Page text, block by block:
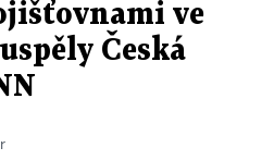
ve
Česká